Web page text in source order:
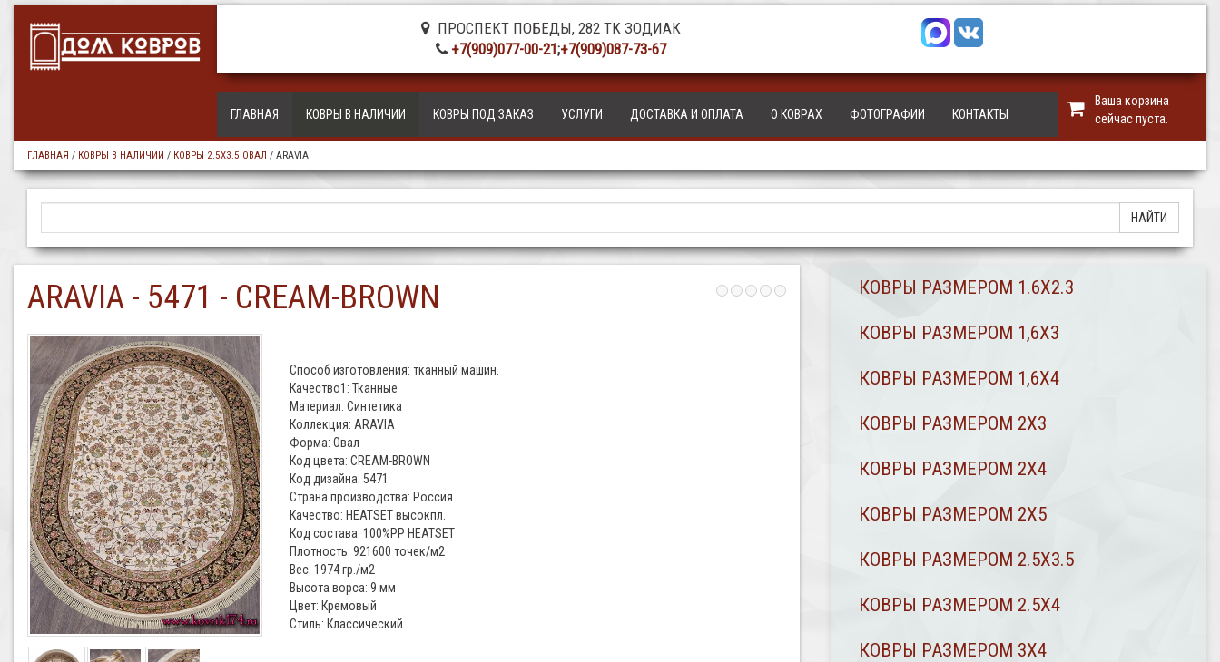
ПРОСПЕКТ ПОБЕДЫ, 282 ТК ЗОДИАК
+7(909)077-00-21;+7(909)087-73-67
ГЛАВНАЯ КОВРЫ В НАЛИЧИИ КОВРЫ ПОД ЗАКАЗ УСЛУГИ ДОСТАВКА И ОПЛАТА О КОВРАХ ФОТОГРАФИИ КОНТАКТЫ
Ваша корзина
сейчас пуста.
ГЛАВНАЯ / КОВРЫ В НАЛИЧИИ / КОВРЫ 2.5Х3.5 ОВАЛ / ARAVIA
ARAVIA - 5471 - CREAM-BROWN
Способ изготовления: тканный машин.
Качество1: Тканные
Материал: Синтетика
Коллекция: ARAVIA
Форма: Овал
Код цвета: CREAM-BROWN
Код дизайна: 5471
Страна производства: Россия
Качество: HEATSET высокпл.
Код состава: 100%PP HEATSET
Плотность: 921600 точек/м2
Вес: 1974 гр./м2
Высота ворса: 9 мм
Цвет: Кремовый
Стиль: Классический
КОВРЫ РАЗМЕРОМ 1.6Х2.3
КОВРЫ РАЗМЕРОМ 1,6Х3
КОВРЫ РАЗМЕРОМ 1,6Х4
КОВРЫ РАЗМЕРОМ 2Х3
КОВРЫ РАЗМЕРОМ 2Х4
КОВРЫ РАЗМЕРОМ 2Х5
КОВРЫ РАЗМЕРОМ 2.5Х3.5
КОВРЫ РАЗМЕРОМ 2.5Х4
КОВРЫ РАЗМЕРОМ 3Х4